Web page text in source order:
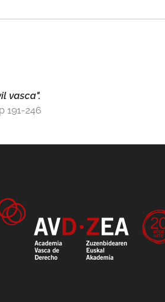
vasca".
191-246